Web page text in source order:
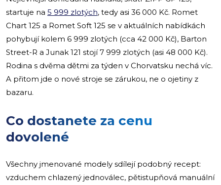
startuje na 5 999 zlotých, tedy asi 36 000 Kč. Romet
Chart 125 a Romet Soft 125 se v aktuálních nabídkách
pohybují kolem 6 999 zlotých (cca 42 000 Kč), Barton
Street-R a Junak 121 stojí 7 999 zlotých (asi 48 000 Kč).
Rodina s dvěma dětmi za týden v Chorvatsku nechá víc.
A přitom jde o nové stroje se zárukou, ne o ojetiny z
bazaru.
Co dostanete za cenu
dovolené
Všechny jmenované modely sdílejí podobný recept:
vzduchem chlazený jednoválec, pětistupňová manuální